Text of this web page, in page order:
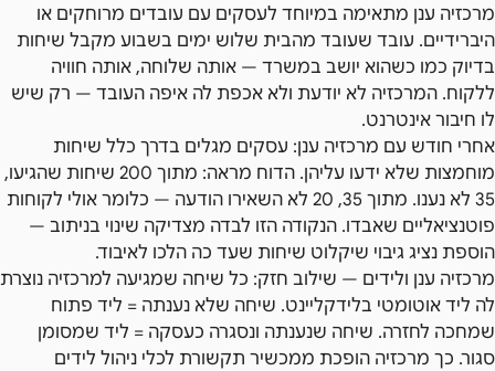
מרכזיה ענן מתאימה במיוחד לעסקים עם עובדים מרוחקים או
היברידיים. עובד שעובד מהבית שלוש ימים בשבוע מקבל שיחות
בדיוק כמו כשהוא יושב במשרד — אותה שלוחה, אותה חוויה
ללקוח. המרכזיה לא יודעת ולא אכפת לה איפה העובד — רק שיש
לו חיבור אינטרנט.
אחרי חודש עם מרכזיה ענן: עסקים מגלים בדרך כלל שיחות
מוחמצות שלא ידעו עליהן. הדוח מראה: מתוך 200 שיחות שהגיעו,
35 לא נענו. מתוך 35, 20 לא השאירו הודעה — כלומר אולי לקוחות
פוטנציאליים שאבדו. הנקודה הזו לבדה מצדיקה שינוי בניתוב —
הוספת נציג גיבוי שיקלוט שיחות שעד כה הלכו לאיבוד.
מרכזיה ענן ולידים — שילוב חזק: כל שיחה שמגיעה למרכזיה נוצרת
לה ליד אוטומטי בלידקליינט. שיחה שלא נענתה = ליד פתוח
שמחכה לחזרה. שיחה שנענתה ונסגרה כעסקה = ליד שמסומן
סגור. כך מרכזיה הופכת ממכשיר תקשורת לכלי ניהול לידים